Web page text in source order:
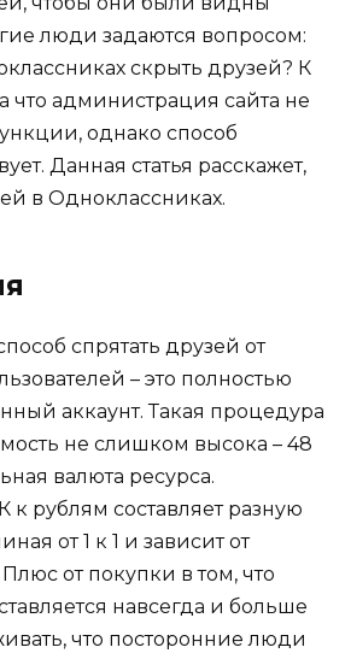
люди задаются вопросом:
скрыть друзей? К
что администрация сайта не
однако способ
Данная статья расскажет,
в Одноклассниках.
спрятать друзей от
– это полностью
аккаунт. Такая процедура
не слишком высока – 48
валюта ресурса.
рублям составляет разную
от 1 к 1 и зависит от
от покупки в том, что
навсегда и больше
что посторонние люди